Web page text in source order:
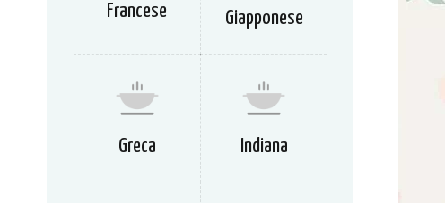
Francese Giapponese
Greca Indiana